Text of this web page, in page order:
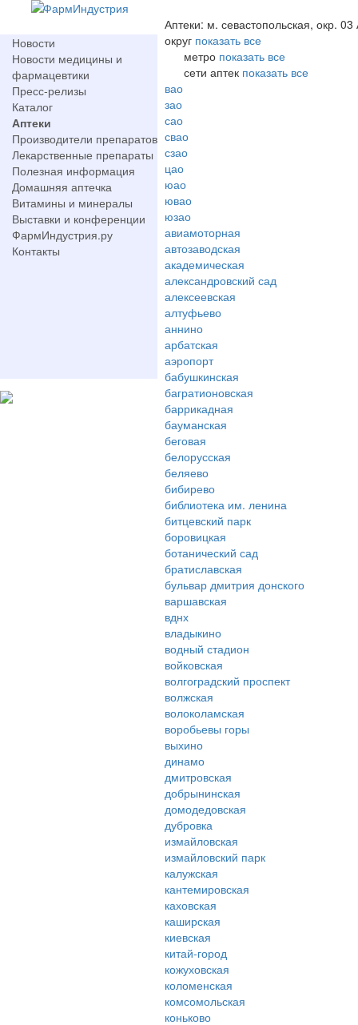
Новости
Новости медицины и
фармацевтики
Пресс-релизы
Каталог
Аптеки
Производители препаратов
Лекарственные препараты
Полезная информация
Домашняя аптечка
Витамины и минералы
Выставки и конференции
ФармИндустрия.ру
Контакты
Аптеки: м. севастопольская, окр. 03
округ показать все
метро показать все
сети аптек показать все
вао
зао
сао
свао
сзао
цао
юао
ювао
юзао
авиамоторная
автозаводская
академическая
александровский сад
алексеевская
алтуфьево
аннино
арбатская
аэропорт
бабушкинская
багратионовская
баррикадная
бауманская
беговая
белорусская
беляево
бибирево
библиотека им. ленина
битцевский парк
боровицкая
ботанический сад
братиславская
бульвар дмитрия донского
варшавская
вднх
владыкино
водный стадион
войковская
волгоградский проспект
волжская
волоколамская
воробьевы горы
выхино
динамо
дмитровская
добрынинская
домодедовская
дубровка
измайловская
измайловский парк
калужская
кантемировская
каховская
каширская
киевская
китай-город
кожуховская
коломенская
комсомольская
коньково